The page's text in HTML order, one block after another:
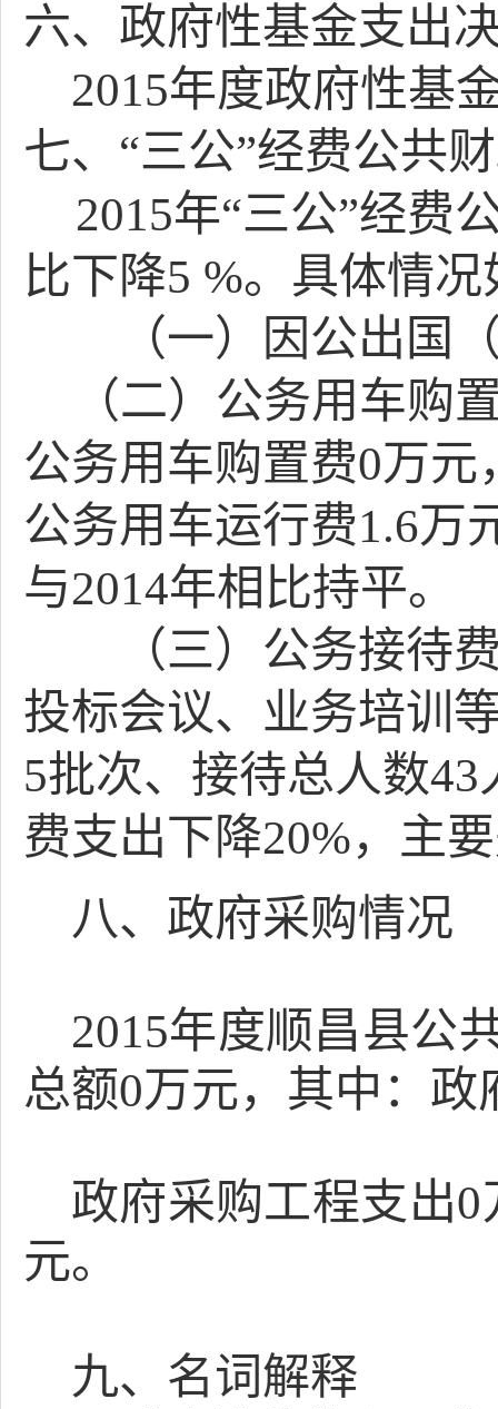
六、政府性基金支出
2015年度政府性基
七、“三公”经费公共
2015年“三公”经费
比下降5 %。具体情况
（一）因公出国（
（二）公务用车购
公务用车购置费0万元
公务用车运行费1.6万
与2014年相比持平。
（三）公务接待
投标会议、业务培训
5批次、接待总人数43
费支出下降20%，主
八、政府采购情况
2015年度顺昌县公
总额0万元，其中：政
政府采购工程支出0
元。
九、名词解释